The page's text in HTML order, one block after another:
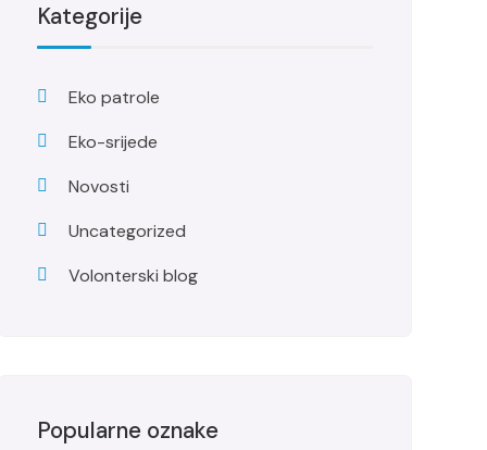
Kategorije
Eko patrole
Eko-srijede
Novosti
Uncategorized
Volonterski blog
Popularne oznake